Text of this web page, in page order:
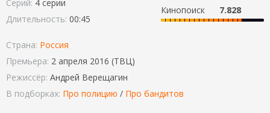
Кинопоиск 7.828
Серий: 4 серии
Длительность: 00:45
Страна: Россия
Премьера: 2 апреля 2016 (ТВЦ)
Режиссёр: Андрей Верещагин
В подборках: Про полицию / Про бандитов